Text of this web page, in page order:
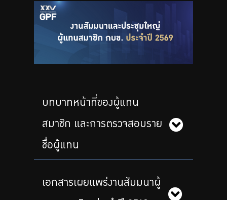
ร่วมงานกับเรา
บทบาทหน้าที่ของผู้แทน
สมาชิก และการตรวจสอบราย
ชื่อผู้แทน
เอกสารเผยแพร่งานสัมมนาผู้